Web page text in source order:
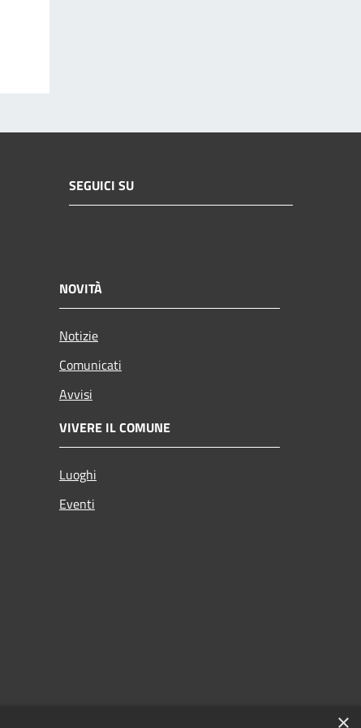
SEGUICI SU
NOVITÀ
Notizie
Comunicati
Avvisi
VIVERE IL COMUNE
Luoghi
Eventi
×